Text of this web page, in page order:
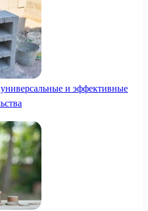
и эффективные